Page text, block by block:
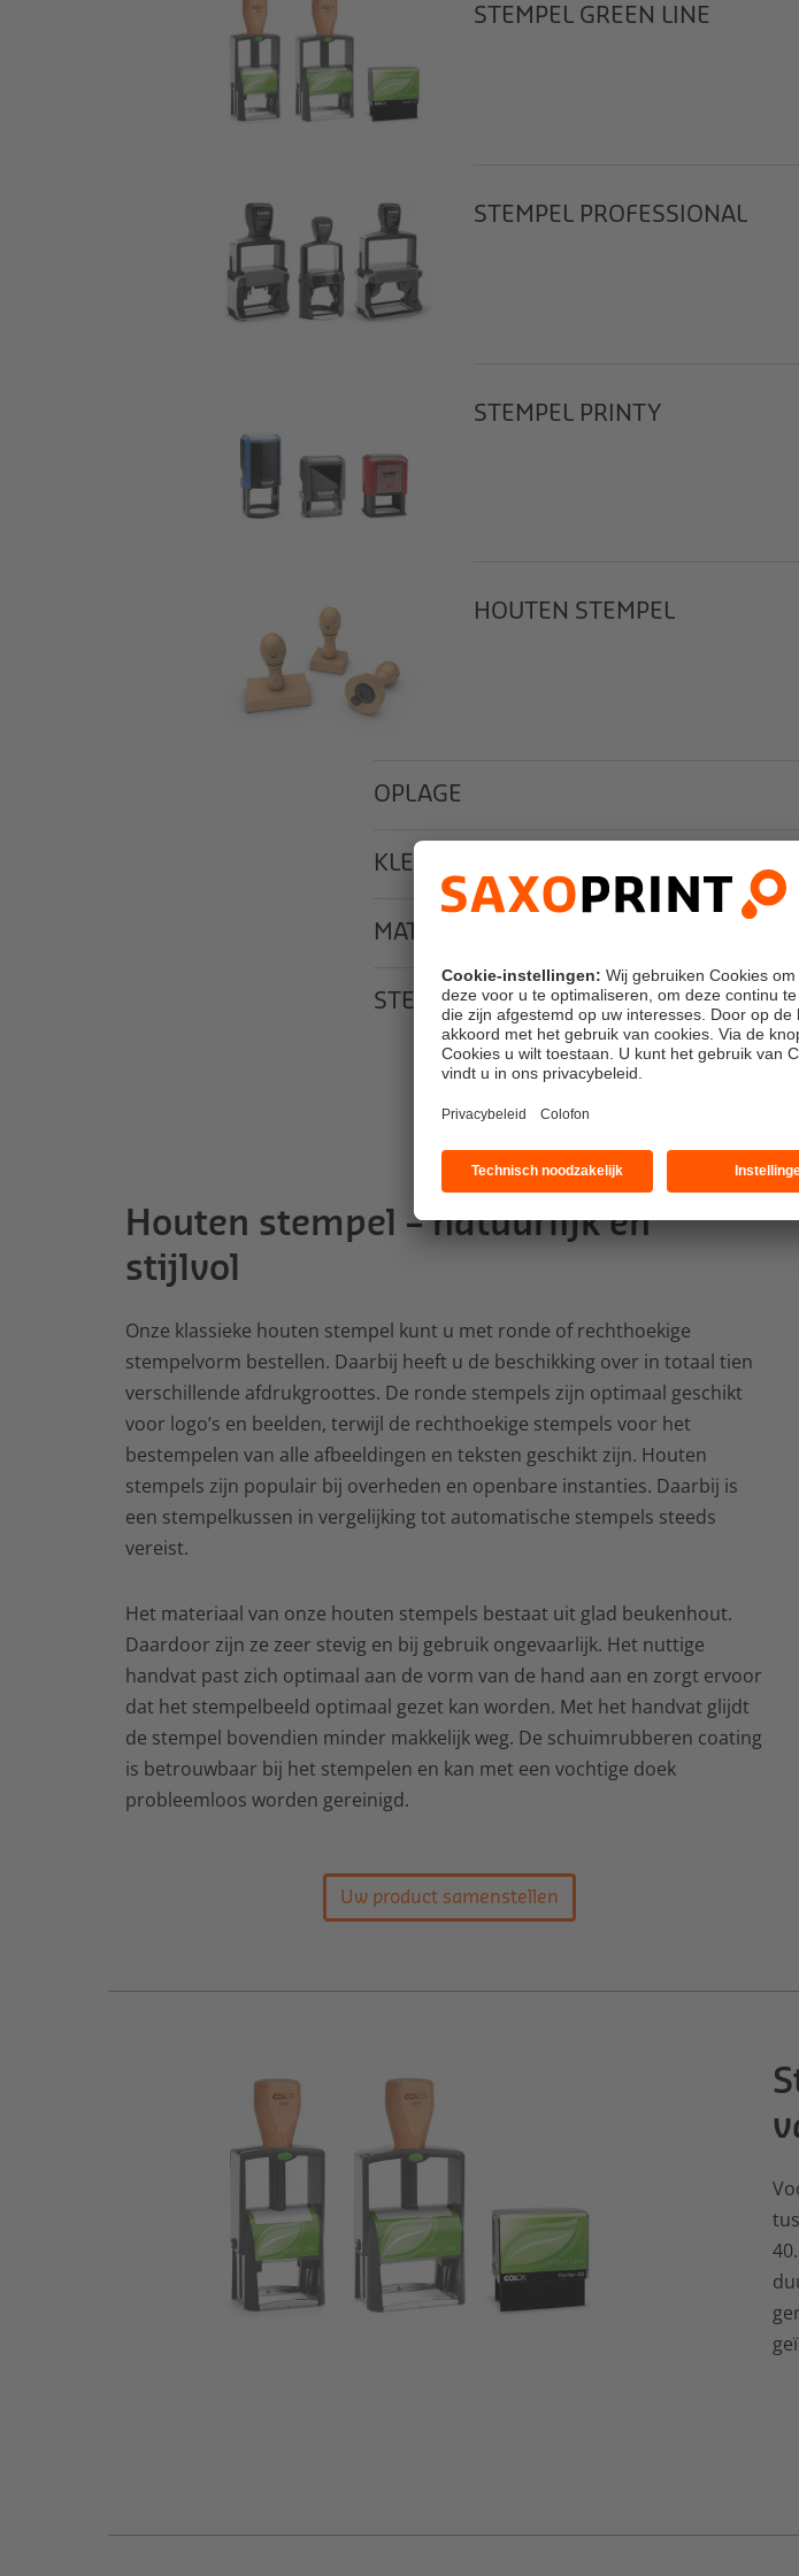
STEMPEL GREEN LINE
STEMPEL PROFESSIONAL
STEMPEL PRINTY
HOUTEN STEMPEL
OPLAGE
KLEUR OMHULSEL
MATERIAAL
STEMPELKUSSEN
Houten stempel – natuurlijk en
stijlvol
Onze klassieke houten stempel kunt u met ronde of rechthoekige
stempelvorm bestellen. Daarbij heeft u de beschikking over in totaal tien
verschillende afdrukgroottes. De ronde stempels zijn optimaal geschikt
voor logo’s en beelden, terwijl de rechthoekige stempels voor het
bestempelen van alle afbeeldingen en teksten geschikt zijn. Houten
stempels zijn populair bij overheden en openbare instanties. Daarbij is
een stempelkussen in vergelijking tot automatische stempels steeds
vereist.
Het materiaal van onze houten stempels bestaat uit glad beukenhout.
Daardoor zijn ze zeer stevig en bij gebruik ongevaarlijk. Het nuttige
handvat past zich optimaal aan de vorm van de hand aan en zorgt ervoor
dat het stempelbeeld optimaal gezet kan worden. Met het handvat glijdt
de stempel bovendien minder makkelijk weg. De schuimrubberen coating
is betrouwbaar bij het stempelen en kan met een vochtige doek
probleemloos worden gereinigd.
Uw product samenstellen